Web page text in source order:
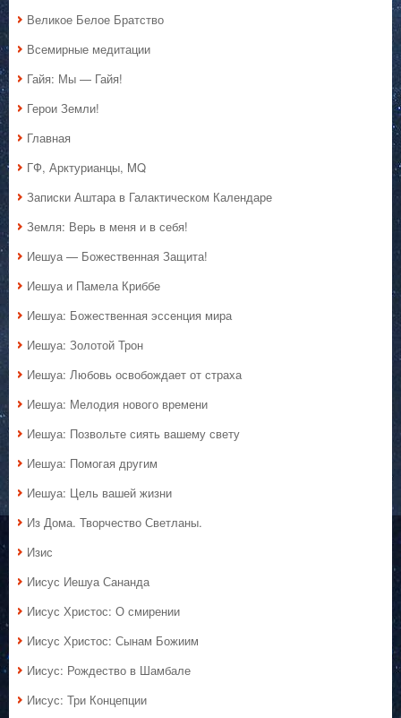
Великое Белое Братство
Всемирные медитации
Гайя: Мы — Гайя!
Герои Земли!
Главная
ГФ, Арктурианцы, MQ
Записки Аштара в Галактическом Календаре
Земля: Верь в меня и в себя!
Иешуа — Божественная Защита!
Иешуа и Памела Криббе
Иешуа: Божественная эссенция мира
Иешуа: Золотой Трон
Иешуа: Любовь освобождает от страха
Иешуа: Мелодия нового времени
Иешуа: Позвольте сиять вашему свету
Иешуа: Помогая другим
Иешуа: Цель вашей жизни
Из Дома. Творчество Светланы.
Изис
Иисус Иешуа Сананда
Иисус Христос: О смирении
Иисус Христос: Сынам Божиим
Иисус: Рождество в Шамбале
Иисус: Три Концепции